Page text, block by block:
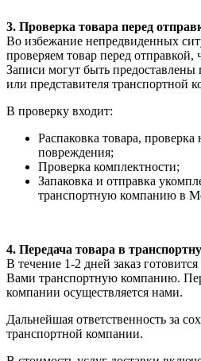
3. Проверка товара перед
Во избежание непредвиденных
проверяем товар перед отправкой,
Записи могут быть
или представителя транспортной
В проверку входит:
Распаковка товара, проверка
повреждения;
Проверка комплектности;
Запаковка и отправка
транспортную компанию в
4. Передача товара в
В течение 1-2 дней заказ
Вами транспортную компанию.
компании осуществляется нами.
Дальнейшая ответственность за
транспортной компании.